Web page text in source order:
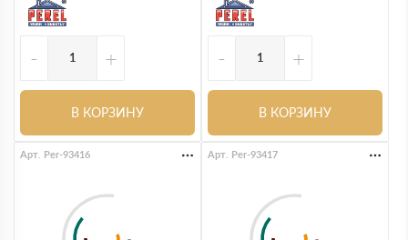
- +
В КОРЗИНУ
- +
В КОРЗИНУ
Арт. Per-93416 Арт. Per-93417